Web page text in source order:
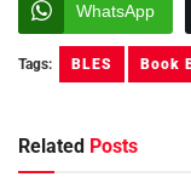
WhatsApp
Tags: BLES Book
Related Posts